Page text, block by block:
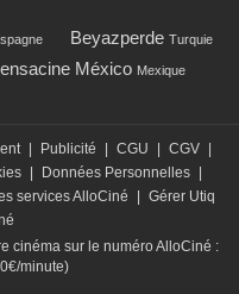
Beyazperde Turquie
México Mexique
Publicité CGU CGV
Données Personnelles
services AlloCiné
Gérer Utiq
cinéma sur le numéro AlloCiné :
minute)